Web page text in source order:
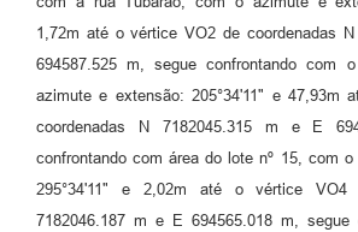
1,72m até o vértice VO2 de coordenadas
694587.525 m, segue confrontando com
azimute e extensão: 205°34'11" e 47,93m
coordenadas N 7182045.315 m e E
confrontando com área do lote nº 15, com
295°34'11" e 2,02m até o vértice VO4
7182046.187 m e E 694565.018 m, segue